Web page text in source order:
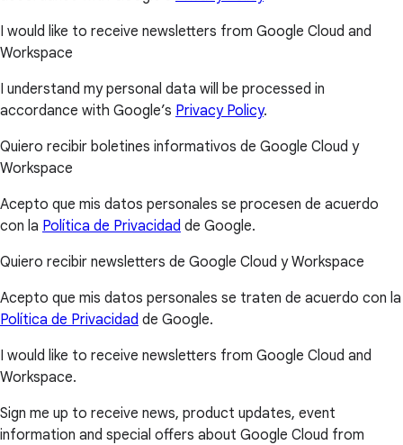
I would like to receive newsletters from Google Cloud and
Workspace
I understand my personal data will be processed in
accordance with Google’s Privacy Policy.
Quiero recibir boletines informativos de Google Cloud y
Workspace
Acepto que mis datos personales se procesen de acuerdo
con la Política de Privacidad de Google.
Quiero recibir newsletters de Google Cloud y Workspace
Acepto que mis datos personales se traten de acuerdo con la
Política de Privacidad de Google.
I would like to receive newsletters from Google Cloud and
Workspace.
Sign me up to receive news, product updates, event
information and special offers about Google Cloud from